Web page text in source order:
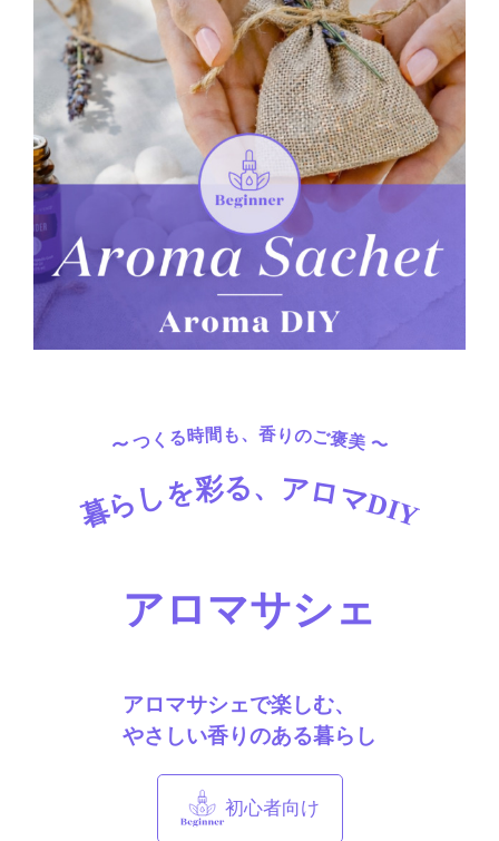
〜 つくる時間も、香りのご褒美 〜
暮らしを彩る、アロマDIY
アロマサシェ
アロマサシェで楽しむ、
やさしい香りのある暮らし
初心者向け